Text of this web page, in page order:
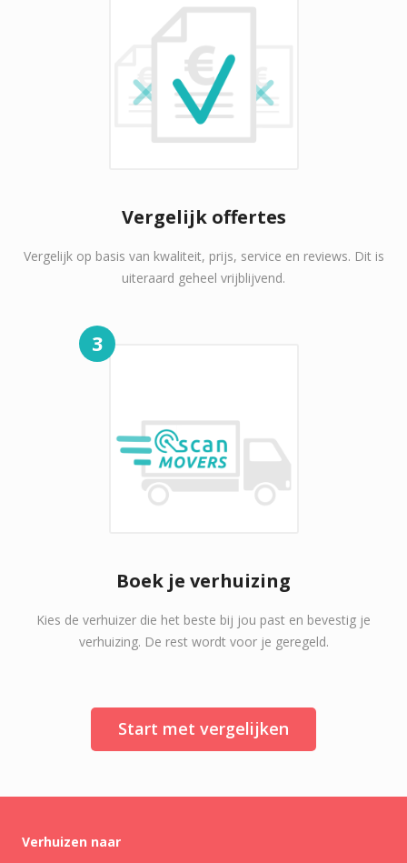
Vergelijk offertes
Vergelijk op basis van kwaliteit, prijs, service en reviews. Dit is
uiteraard geheel vrijblijvend.
3
Boek je verhuizing
Kies de verhuizer die het beste bij jou past en bevestig je
verhuizing. De rest wordt voor je geregeld.
Start met vergelijken
Verhuizen naar